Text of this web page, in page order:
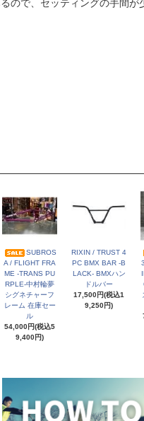
で、セッティングの手間
SUBROS
A / FLIGHT FRA
ME -TRANS PU
RPLE-中村輪夢
シグネチャーフ
レーム 在庫セー
ル
54,000円(税込5
9,400円)
RIXIN / TRUST 4
PC BMX BAR -B
LACK- BMXハン
ドルバー
17,500円(税込1
9,250円)